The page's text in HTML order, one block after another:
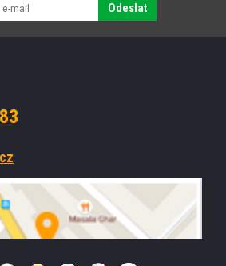
Odeslat